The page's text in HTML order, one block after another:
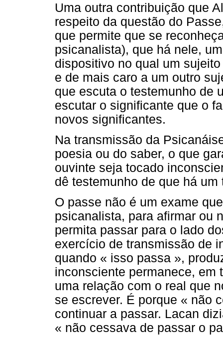
Uma outra contribuição que
respeito da questão do
que permite que se
psicanalista), que há nele,
dispositivo no qual um
e de mais caro a um outro
que escuta o testemunho de
escutar o significante que o
novos significantes.
Na transmissão da
poesia ou do saber, o que
ouvinte seja tocado
dê testemunho de que há
O passe não é um exame
psicanalista, para afirmar ou
permita passar para o lado
exercício de transmissão de
quando « isso passa »,
inconsciente permanece, em
uma relação com o real que
se escrever. É porque « não
continuar a passar. Lacan
« não cessava de passar o